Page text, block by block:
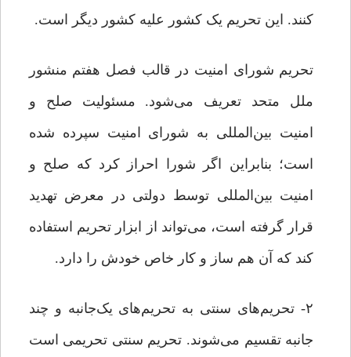
کنند. این تحریم یک کشور علیه کشور دیگر است.
تحریم شورای امنیت در قالب فصل هفتم منشور
ملل متحد تعریف می‌شود. مسئولیت صلح و
امنیت بین‌المللی به شورای امنیت سپرده شده
است؛ بنابراین اگر شورا احراز کرد که صلح و
امنیت بین‌المللی توسط دولتی در معرض تهدید
قرار گرفته است، می‌تواند از ابزار تحریم استفاده
کند که آن هم ساز و کار خاص خودش را دارد.
۲- تحریم‌های سنتی به تحریم‌های یک‌جانبه و چند
جانبه تقسیم می‌شوند. تحریم سنتی تحریمی است